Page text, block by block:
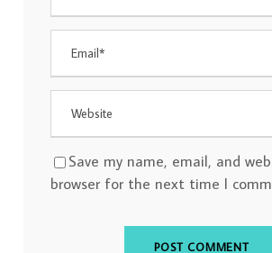
Save my name, email, and
browser for the next time I